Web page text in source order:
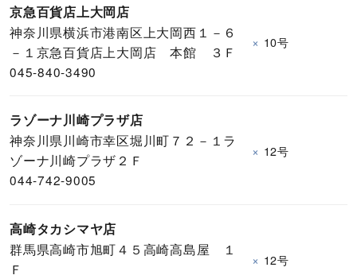
京急百貨店上大岡店
神奈川県横浜市港南区上大岡西１－６
－１京急百貨店上大岡店 本館 ３Ｆ
045-840-3490
× 10号
ラゾーナ川崎プラザ店
神奈川県川崎市幸区堀川町７２－１ラ
ゾーナ川崎プラザ２Ｆ
044-742-9005
× 12号
高崎タカシマヤ店
群馬県高崎市旭町４５高崎高島屋 １
Ｆ
× 12号